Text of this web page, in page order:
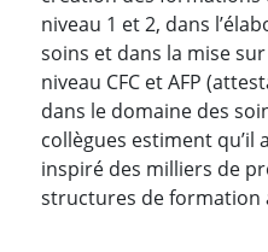
niveau 1 et 2, dans
soins et dans la mise
niveau CFC et AFP
dans le domaine des
collègues estiment qu’il
inspiré des milliers de
structures de formation